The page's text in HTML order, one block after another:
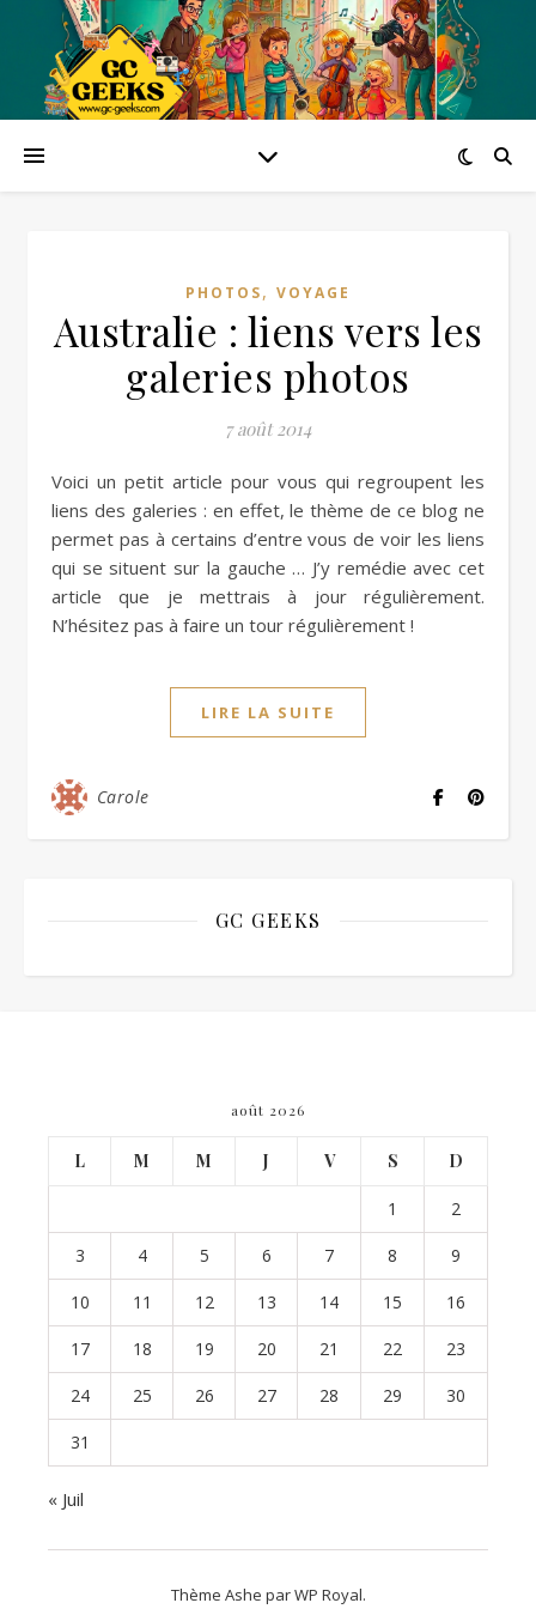
PHOTOS, VOYAGE
Australie : liens vers les
galeries photos
7 août 2014
Voici un petit article pour vous qui regroupent les
liens des galeries : en effet, le thème de ce blog ne
permet pas à certains d’entre vous de voir les liens
qui se situent sur la gauche … J’y remédie avec cet
article que je mettrais à jour régulièrement.
N’hésitez pas à faire un tour régulièrement !
LIRE LA SUITE
Carole
GC GEEKS
août 2026
L M M J V S D
1 2
3 4 5 6 7 8 9
10 11 12 13 14 15 16
17 18 19 20 21 22 23
24 25 26 27 28 29 30
31
« Juil
Thème Ashe parWP Royal.